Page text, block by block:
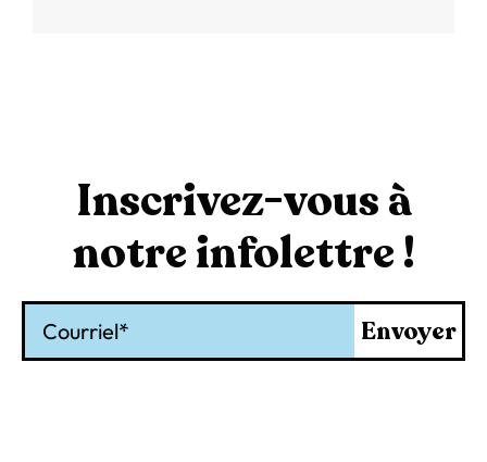
Inscrivez-vous à
notre infolettre !
Envoyer